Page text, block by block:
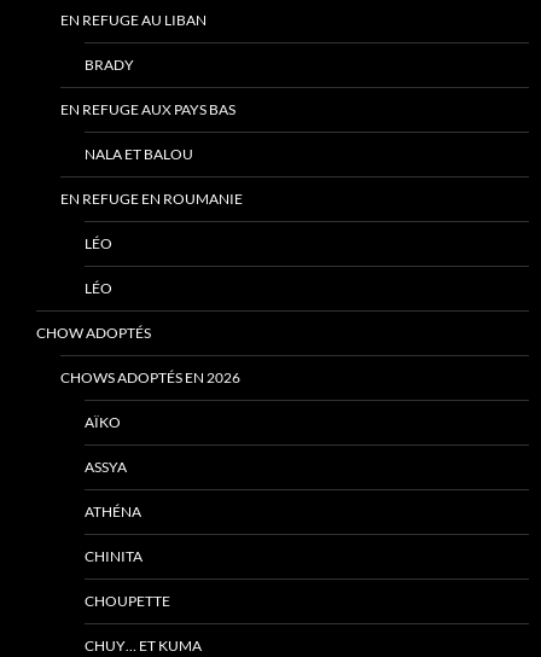
EN REFUGE AU LIBAN
BRADY
EN REFUGE AUX PAYS BAS
NALA ET BALOU
EN REFUGE EN ROUMANIE
LÉO
LÉO
CHOW ADOPTÉS
CHOWS ADOPTÉS EN 2026
AÏKO
ASSYA
ATHÉNA
CHINITA
CHOUPETTE
CHUY… ET KUMA